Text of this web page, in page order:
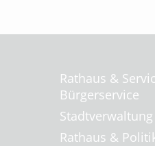
Rathaus &
Bürgerservice
Stadtverwaltung
Rathaus &